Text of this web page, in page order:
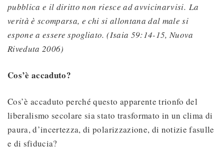
pubblica e il diritto non riesce ad avvicinarvisi.La
verità è scomparsa, e chi si allontana dal male si
espone a essere spogliato. (Isaia 59:14-15, Nuova
Riveduta 2006)
Cos’è accaduto?
Cos’è accaduto perché questo apparente trionfo del
liberalismo secolare sia stato trasformato in un clima di
paura, d’incertezza, di polarizzazione, di notizie fasulle
e di sfiducia?